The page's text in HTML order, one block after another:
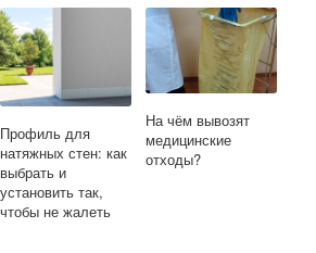
Профиль для
натяжных стен: как
выбрать и
установить так,
чтобы не жалеть
На чём вывозят
медицинские
отходы?